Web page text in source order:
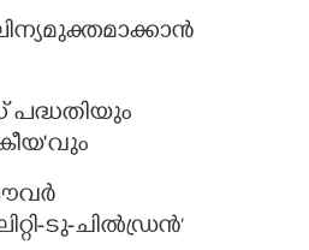
പദ്ധതിയും
ടു-ചിൽഡ്രൻ’